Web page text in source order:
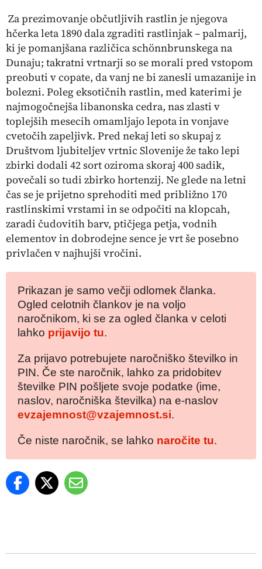
Za prezimovanje občutljivih rastlin je njegova
hčerka leta 1890 dala zgraditi rastlinjak – palmarij,
ki je pomanjšana različica schönnbrunskega na
Dunaju; takratni vrtnarji so se morali pred vstopom
preobuti v copate, da vanj ne bi zanesli umazanije in
bolezni. Poleg eksotičnih rastlin, med katerimi je
najmogočnejša libanonska cedra, nas zlasti v
toplejših mesecih omamljajo lepota in vonjave
cvetočih zapeljivk. Pred nekaj leti so skupaj z
Društvom ljubiteljev vrtnic Slovenije že tako lepi
zbirki dodali 42 sort oziroma skoraj 400 sadik,
povečali so tudi zbirko hortenzij. Ne glede na letni
čas se je prijetno sprehoditi med približno 170
rastlinskimi vrstami in se odpočiti na klopcah,
zaradi čudovitih barv, ptičjega petja, vodnih
elementov in dobrodejne sence je vrt še posebno
privlačen v najhujši vročini.
Prikazan je samo večji odlomek članka.
Ogled celotnih člankov je na voljo
naročnikom, ki se za ogled članka v celoti
lahko prijavijo tu.
Za prijavo potrebujete naročniško številko in
PIN. Če ste naročnik, lahko za pridobitev
številke PIN pošljete svoje podatke (ime,
naslov, naročniška številka) na e-naslov
evzajemnost@vzajemnost.si.
Če niste naročnik, se lahko naročite tu.